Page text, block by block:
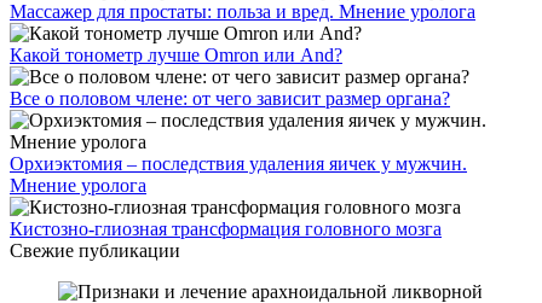
Массажер для простаты: польза и вред. Мнение уролога
Какой тонометр лучше Omron или And?
Все о половом члене: от чего зависит размер органа?
Орхиэктомия – последствия удаления яичек у мужчин.
Мнение уролога
Кистозно-глиозная трансформация головного мозга
Свежие публикации